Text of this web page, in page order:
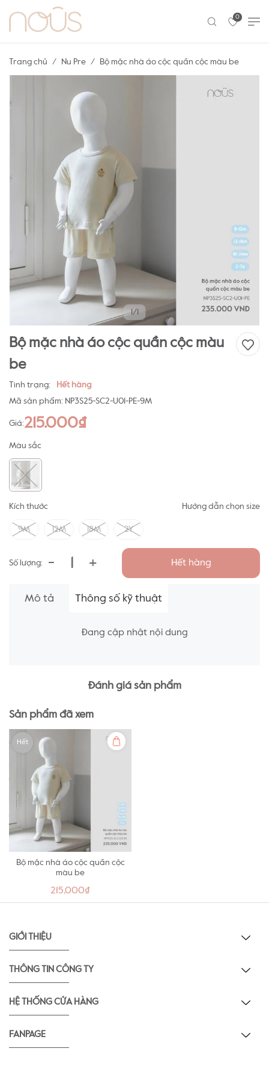
0
Trang chủ Nu Pre Bộ mặc nhà áo cộc quần cộc màu be
1/1
Bộ mặc nhà áo cộc quần cộc màu
be
Tình trạng:
Hết hàng
Mã sản phẩm: NP3S25-SC2-U01-PE-9M
Giá:215.000₫
Màu sắc
Kích thước Hướng dẫn chọn size
9M 12M 18M 2Y
Số lượng: - + Hết hàng
Mô tả Thông số kỹ thuật
Đang cập nhật nội dung
Đánh giá sản phẩm
Sản phẩm đã xem
Hết
Bộ mặc nhà áo cộc quần cộc
màu be
215,000₫
GIỚI THIỆU
THÔNG TIN CÔNG TY
HỆ THỐNG CỬA HÀNG
FANPAGE